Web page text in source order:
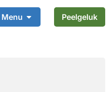
Menu Peelgeluk